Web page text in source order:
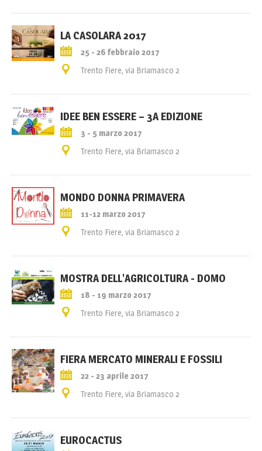
LA CASOLARA 2017
25 - 26 febbraio 2017
Trento Fiere, via Briamasco 2
IDEE BEN ESSERE – 3A EDIZIONE
3 - 5 marzo 2017
Trento Fiere, via Briamasco 2
MONDO DONNA PRIMAVERA
11-12 marzo 2017
Trento Fiere, via Briamasco 2
MOSTRA DELL'AGRICOLTURA - DOMO
18 - 19 marzo 2017
Trento Fiere, via Briamasco 2
FIERA MERCATO MINERALI E FOSSILI
22 - 23 aprile 2017
Trento Fiere, via Briamasco 2
EUROCACTUS